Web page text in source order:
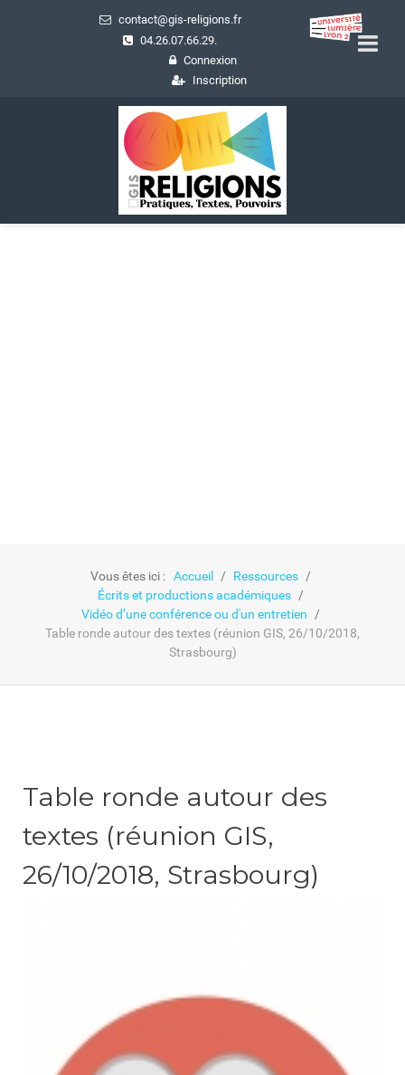
contact@gis-religions.fr
04.26.07.66.29.
Connexion
Inscription
Vous êtes ici : Accueil
Ressources
Écrits et productions académiques
Vidéo d’une conférence ou d'un entretien
Table ronde autour des textes (réunion GIS, 26/10/2018,
Strasbourg)
Table ronde autour des
textes (réunion GIS,
26/10/2018, Strasbourg)